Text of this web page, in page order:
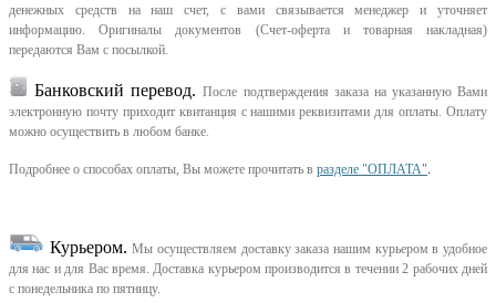
денежных средств на наш счет, с вами связывается менеджер и уточняет
информацию. Оригиналы документов (Счет-оферта и товарная накладная)
передаются Вам с посылкой.
Банковский перевод. После подтверждения заказа на указанную Вами
электронную почту приходит квитанция с нашими реквизитами для оплаты. Оплату
можно осуществить в любом банке.
Подробнее о способах оплаты, Вы можете прочитать в разделе "ОПЛАТА".
Курьером. Мы осуществляем доставку заказа нашим курьером в удобное
для нас и для Вас время.Доставка курьером производится в течении 2 рабочих дней
с понедельника по пятницу.